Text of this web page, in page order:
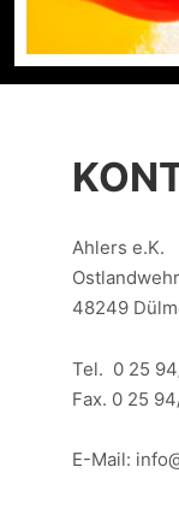
Ahlers e.K.
48249
Tel. 0 25
Fax. 0 25
E-Mail: